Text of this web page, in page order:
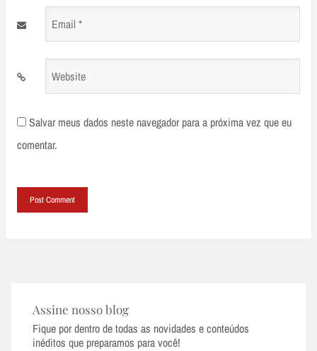
Email
Website
Salvar meus dados neste navegador para a próxima vez que eu
comentar.
Assine nosso blog
Fique por dentro de todas as novidades e conteúdos
inéditos que preparamos para você!